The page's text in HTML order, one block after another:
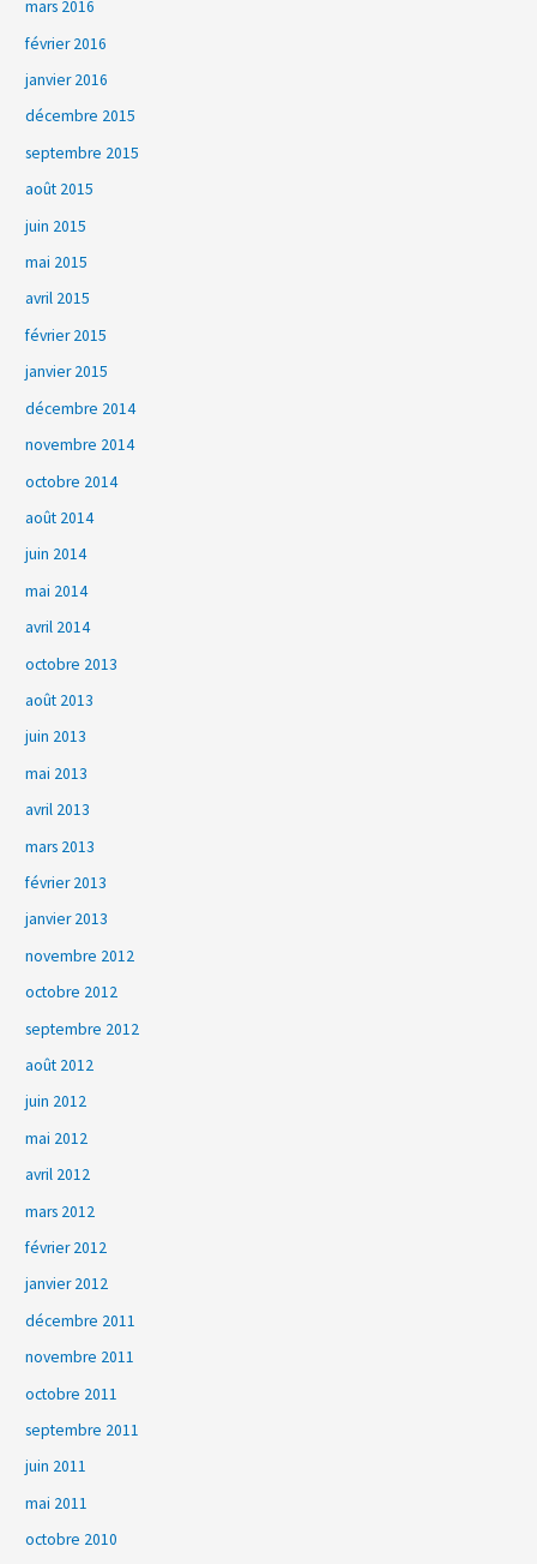
mars 2016
février 2016
janvier 2016
décembre 2015
septembre 2015
août 2015
juin 2015
mai 2015
avril 2015
février 2015
janvier 2015
décembre 2014
novembre 2014
octobre 2014
août 2014
juin 2014
mai 2014
avril 2014
octobre 2013
août 2013
juin 2013
mai 2013
avril 2013
mars 2013
février 2013
janvier 2013
novembre 2012
octobre 2012
septembre 2012
août 2012
juin 2012
mai 2012
avril 2012
mars 2012
février 2012
janvier 2012
décembre 2011
novembre 2011
octobre 2011
septembre 2011
juin 2011
mai 2011
octobre 2010